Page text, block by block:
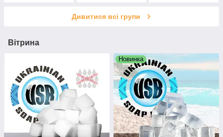
Дивитися всі групи
Вітрина
Новинка